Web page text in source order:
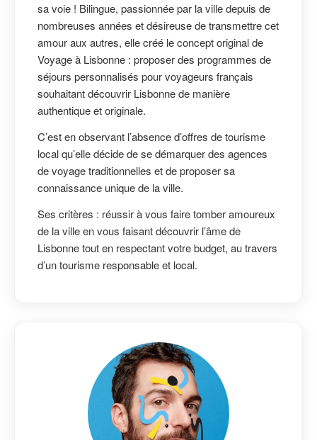
sa voie ! Bilingue, passionnée par la ville depuis de
nombreuses années et désireuse de transmettre cet
amour aux autres, elle créé le concept original de
Voyage à Lisbonne : proposer des programmes de
séjours personnalisés pour voyageurs français
souhaitant découvrir Lisbonne de manière
authentique et originale.
C’est en observant l’absence d’offres de tourisme
local qu’elle décide de se démarquer des agences
de voyage traditionnelles et de proposer sa
connaissance unique de la ville.
Ses critères : réussir à vous faire tomber amoureux
de la ville en vous faisant découvrir l’âme de
Lisbonne tout en respectant votre budget, au travers
d’un tourisme responsable et local.